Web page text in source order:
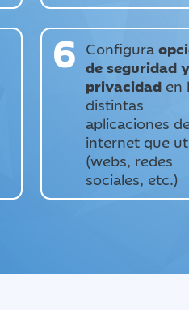
6 Configura
de seguridad y
privacidad en
distintas
aplicaciones
internet que
(webs, redes
sociales, etc.)